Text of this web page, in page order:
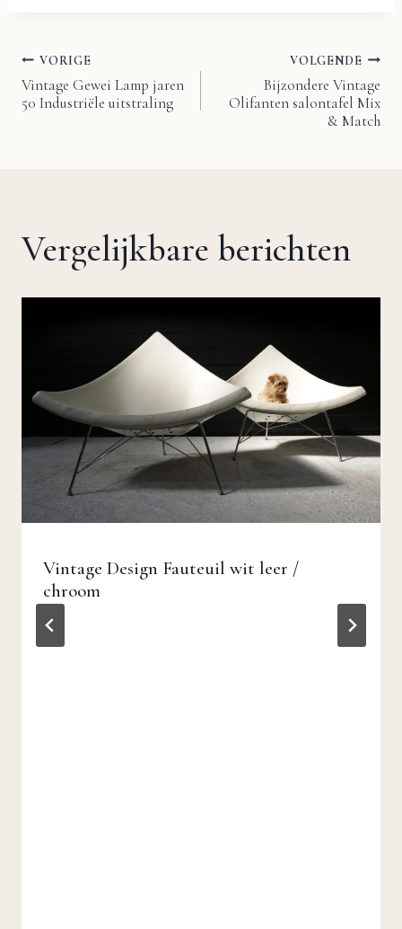
Bericht
VORIGE
Vintage Gewei Lamp jaren
50 Industriële uitstraling
VOLGENDE
Bijzondere Vintage
Olifanten salontafel Mix
& Match
Vergelijkbare berichten
Vintage Design Fauteuil wit leer /
chroom